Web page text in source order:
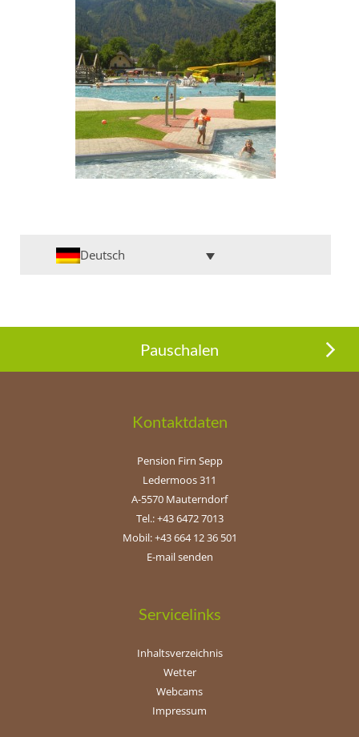
Deutsch
Pauschalen
Kontaktdaten
Pension Firn Sepp
Ledermoos 311
A-5570 Mauterndorf
Tel.: +43 6472 7013
Mobil: +43 664 12 36 501
E-mail senden
Servicelinks
Inhaltsverzeichnis
Wetter
Webcams
Impressum